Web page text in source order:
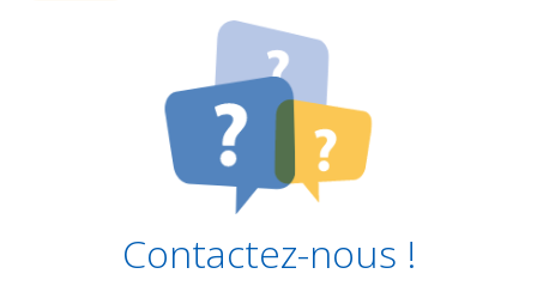
Contactez-nous !